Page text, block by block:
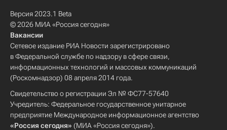
Версия 2023.1 Beta
© 2026 МИА «Россия сегодня»
Вакансии
Сетевое издание РИА Новости зарегистрировано
в Федеральной службе по надзору в сфере связи,
информационных технологий и массовых коммуникаций
(Роскомнадзор) 08 апреля 2014 года.
Свидетельство о регистрации Эл № ФС77-57640
Учредитель: Федеральное государственное унитарное
предприятие Международное информационное агентство
«Россия сегодня» (МИА «Россия сегодня»).